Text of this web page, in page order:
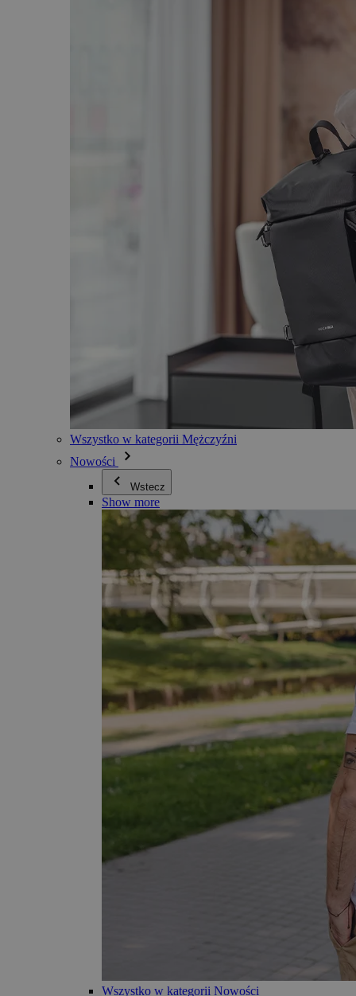
Wszystko w kategorii Mężczyźni
Nowości
Wstecz
Show more
Wszystko w kategorii Nowości